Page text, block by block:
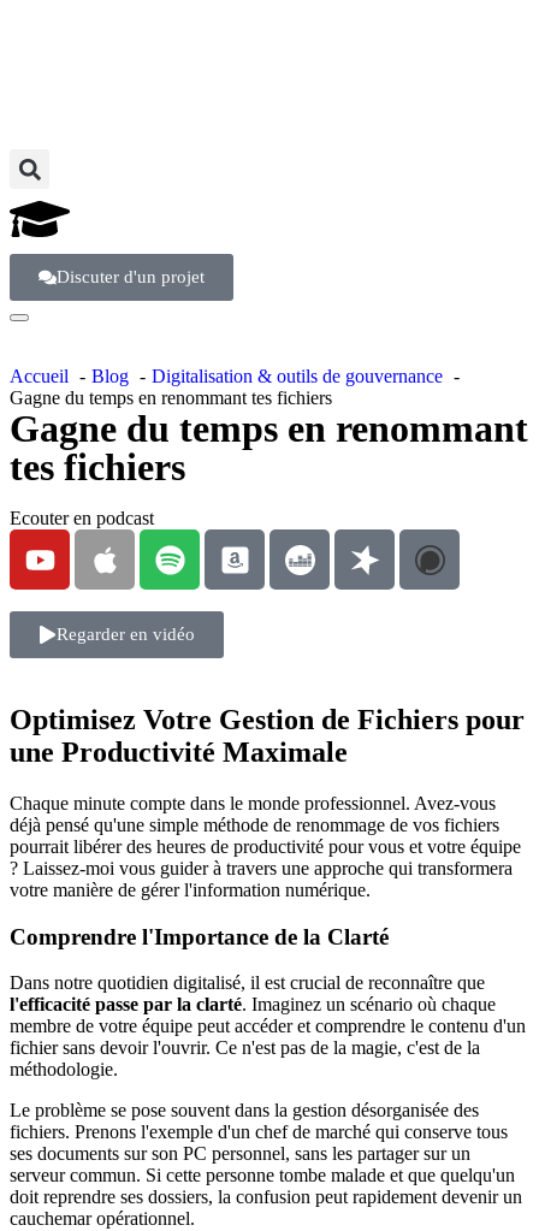
Discuter d'un projet
Accueil Blog
Digitalisation & outils de gouvernance
Gagne du temps en renommant tes fichiers
Gagne du temps en renommant
tes fichiers
Ecouter en podcast
Regarder en vidéo
Optimisez Votre Gestion de Fichiers pour
une Productivité Maximale
Chaque minute compte dans le monde professionnel. Avez-vous
déjà pensé qu'une simple méthode de renommage de vos fichiers
pourrait libérer des heures de productivité pour vous et votre équipe
? Laissez-moi vous guider à travers une approche qui transformera
votre manière de gérer l'information numérique.
Comprendre l'Importance de la Clarté
Dans notre quotidien digitalisé, il est crucial de reconnaître que
l'efficacité passe par la clarté. Imaginez un scénario où chaque
membre de votre équipe peut accéder et comprendre le contenu d'un
fichier sans devoir l'ouvrir. Ce n'est pas de la magie, c'est de la
méthodologie.
Le problème se pose souvent dans la gestion désorganisée des
fichiers. Prenons l'exemple d'un chef de marché qui conserve tous
ses documents sur son PC personnel, sans les partager sur un
serveur commun. Si cette personne tombe malade et que quelqu'un
doit reprendre ses dossiers, la confusion peut rapidement devenir un
cauchemar opérationnel.